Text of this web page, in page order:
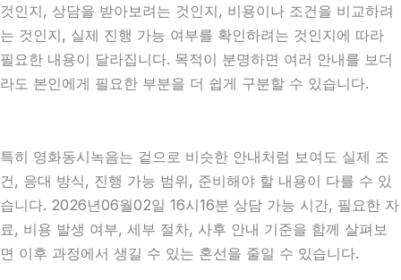
것인지, 상담을 받아보려는 것인지, 비용이나 조건을 비교하려
는 것인지, 실제 진행 가능 여부를 확인하려는 것인지에 따라
필요한 내용이 달라집니다. 목적이 분명하면 여러 안내를 보더
라도 본인에게 필요한 부분을 더 쉽게 구분할 수 있습니다.
특히 영화동시녹음는 겉으로 비슷한 안내처럼 보여도 실제 조
건, 응대 방식, 진행 가능 범위, 준비해야 할 내용이 다를 수 있
습니다. 2026년06월02일 16시16분 상담 가능 시간, 필요한 자
료, 비용 발생 여부, 세부 절차, 사후 안내 기준을 함께 살펴보
면 이후 과정에서 생길 수 있는 혼선을 줄일 수 있습니다.